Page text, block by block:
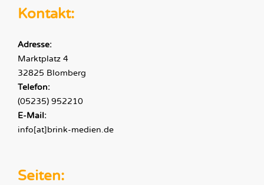
Kontakt:
Adresse:
Marktplatz 4
32825 Blomberg
Telefon:
(05235) 952210
E-Mail:
info[at]brink-medien.de
Seiten: